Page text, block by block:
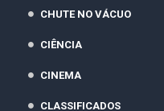
CHUTE NO VÁCUO
CIÊNCIA
CINEMA
CLASSIFICADOS